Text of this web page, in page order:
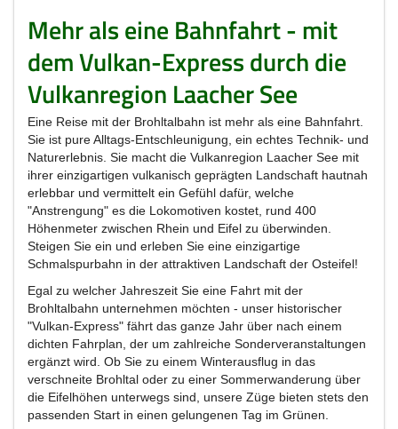
Mehr als eine Bahnfahrt - mit
dem Vulkan-Express durch die
Vulkanregion Laacher See
Eine Reise mit der Brohltalbahn ist mehr als eine Bahnfahrt.
Sie ist pure Alltags-Entschleunigung, ein echtes Technik- und
Naturerlebnis. Sie macht die Vulkanregion Laacher See mit
ihrer einzigartigen vulkanisch geprägten Landschaft hautnah
erlebbar und vermittelt ein Gefühl dafür, welche
"Anstrengung" es die Lokomotiven kostet, rund 400
Höhenmeter zwischen Rhein und Eifel zu überwinden.
Steigen Sie ein und erleben Sie eine einzigartige
Schmalspurbahn in der attraktiven Landschaft der Osteifel!
Egal zu welcher Jahreszeit Sie eine Fahrt mit der
Brohltalbahn unternehmen möchten - unser historischer
"Vulkan-Express" fährt das ganze Jahr über nach einem
dichten Fahrplan, der um zahlreiche Sonderveranstaltungen
ergänzt wird. Ob Sie zu einem Winterausflug in das
verschneite Brohltal oder zu einer Sommerwanderung über
die Eifelhöhen unterwegs sind, unsere Züge bieten stets den
passenden Start in einen gelungenen Tag im Grünen.